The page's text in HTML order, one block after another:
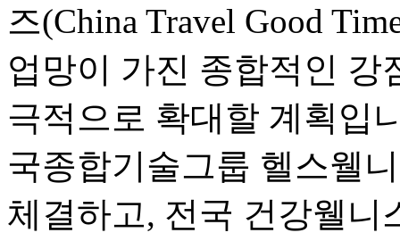
즈(China Travel Good
업망이 가진 종합적인 강
극적으로 확대할 계획입
국종합기술그룹 헬스웰
체결하고, 전국 건강웰니